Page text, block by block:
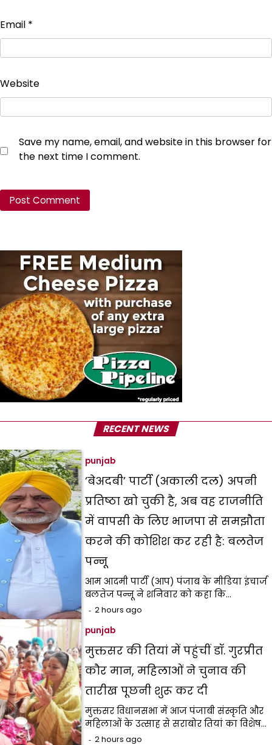
Email *
Website
Save my name, email, and website in this browser for
the next time I comment.
RECENT NEWS
punjab
‘बेअदबी’ पार्टी (अकाली दल) अपनी
प्रतिष्ठा खो चुकी है, अब वह राजनीति
में वापसी के लिए भाजपा से समझौता
करने की कोशिश कर रही है: बलतेज
पन्नू
आम आदमी पार्टी (आप) पंजाब के मीडिया इंचार्ज
बलतेज पन्नू ने शनिवार को कहा कि…
2 hours ago
punjab
मुक्तसर की तियां में पहुंचीं डॉ. गुरप्रीत
कौर मान, महिलाओं ने चुनाव की
तारीख पूछनी शुरू कर दी
मुक्तसर विधानसभा में आज पंजाबी संस्कृति और
महिलाओं के उत्साह से सराबोर तियां का विशेष…
2 hours ago